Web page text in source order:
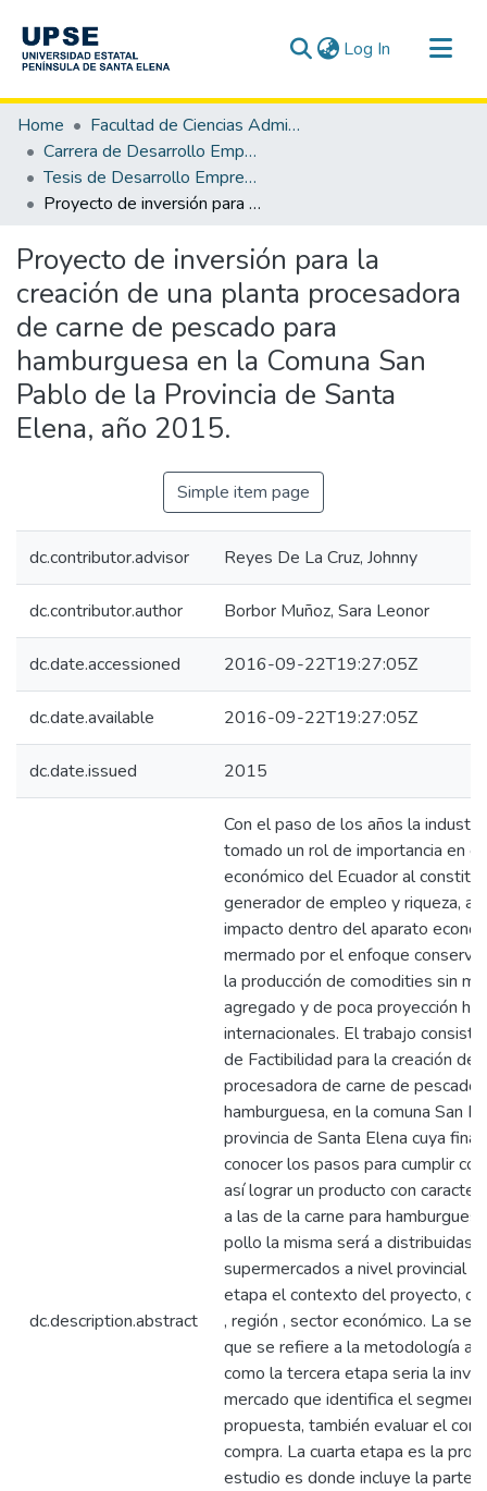
Log In (current)
Communities & Collections
All of DSpace
Statistics
Home
Facultad de Ciencias Administrativas
Carrera de Desarrollo Empresarial
Tesis de Desarrollo Empresarial
Proyecto de inversión para la creación de una planta procesadora de carne de pescado para hamburguesa en la Comuna San Pablo de la Provincia de Santa Elena, año 2015.
Proyecto de inversión para la
creación de una planta procesadora
de carne de pescado para
hamburguesa en la Comuna San
Pablo de la Provincia de Santa
Elena, año 2015.
Simple item page
dc.contributor.advisor Reyes De La Cruz, Johnny
dc.contributor.author Borbor Muñoz, Sara Leonor
dc.date.accessioned 2016-09-22T19:27:05Z
dc.date.available 2016-09-22T19:27:05Z
dc.date.issued 2015
dc.description.abstract
Con el paso de los años la
tomado un rol de importancia en
económico del Ecuador al
generador de empleo y riqueza, a
impacto dentro del aparato
mermado por el enfoque
la producción de comodities sin
agregado y de poca proyección
internacionales. El trabajo
de Factibilidad para la creación de
procesadora de carne de pescado
hamburguesa, en la comuna San
provincia de Santa Elena cuya
conocer los pasos para cumplir
así lograr un producto con
a las de la carne para
pollo la misma será a distribuidas
supermercados a nivel provincial
etapa el contexto del proyecto,
, región , sector económico. La
que se refiere a la metodología a
como la tercera etapa seria la
mercado que identifica el
propuesta, también evaluar el
compra. La cuarta etapa es la
estudio es donde incluye la parte